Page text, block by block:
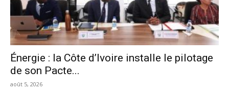
Énergie : la Côte d’Ivoire installe le pilotage
de son Pacte...
août 5, 2026